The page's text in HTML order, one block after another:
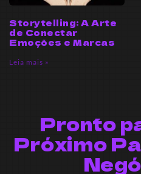
Storytelling: A Arte
de Conectar
Emoções e Marcas
Leia mais »
Pronto
Próximo